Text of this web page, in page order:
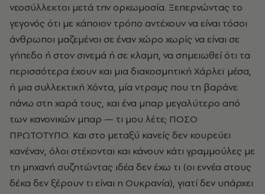
νεοσύλλεκτοι μετά την ορκωμοσία. Ξεπερνώντας το
γεγονός ότι με κάποιον τρόπο αντέχουν να είναι τόσοι
άνθρωποι μαζεμένοι σε έναν χώρο χωρίς να είναι σε
γήπεδο ή στον σινεμά ή σε κλαμπ, να σημειωθεί ότι τα
περισσότερα έχουν και μια διακοσμητική Χάρλεϊ μέσα,
ή μια συλλεκτική Χόντα, μία ντραμς που τη βαράνε
πάνω στη χαρά τους, και ένα μπαρ μεγαλύτερο από
των κανονικών μπαρ — τι μου λέτε; ΠΟΣΟ
ΠΡΩΤΟΤΥΠΟ. Και στο μεταξύ κανείς δεν κουρεύει
κανέναν, όλοι στέκονται και κάνουν κάτι γραμμούλες με
τη μηχανή συζητώντας ιδέα δεν έχω τι (οι εννέα στους
δέκα δεν ξέρουν τι είναι η Ουκρανία), γιατί δεν υπάρχει